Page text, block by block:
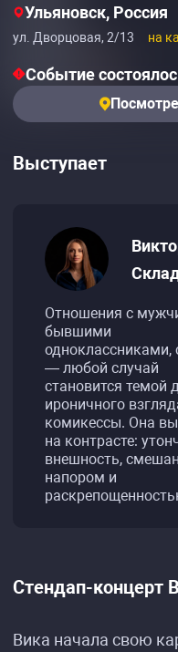
Ульяновск, Россия
ул. Дворцовая, 2/13 на
Событие
Выступает
Отношения с
бывшими
одноклассниками,
— любой случай
становится темой
ироничного
комикессы. Она
на контрасте:
внешность,
напором и
Стендап-концерт
Вика начала свою